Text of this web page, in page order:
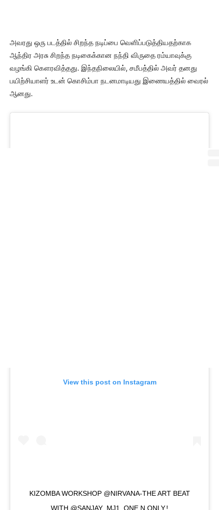
அவரது ஒரு படத்தில் சிறந்த நடிப்பை வெளிப்படுத்தியதற்காக
ஆந்திர அரசு சிறந்த நடிகைக்கான நந்தி விருதை ரம்யாவுக்கு
வழங்கி கௌரவித்தது. இந்தநிலையில், சமீபத்தில் அவர் தனது
பயிற்சியாளர் உடன் கொசிம்பா நடனமாடியது இணையத்தில் வைரல்
ஆனது.
View this post on Instagram
KIZOMBA WORKSHOP @NIRVANA-THE ART BEAT
WITH @SANJAY_MJ1 ,ONE N ONLY.!